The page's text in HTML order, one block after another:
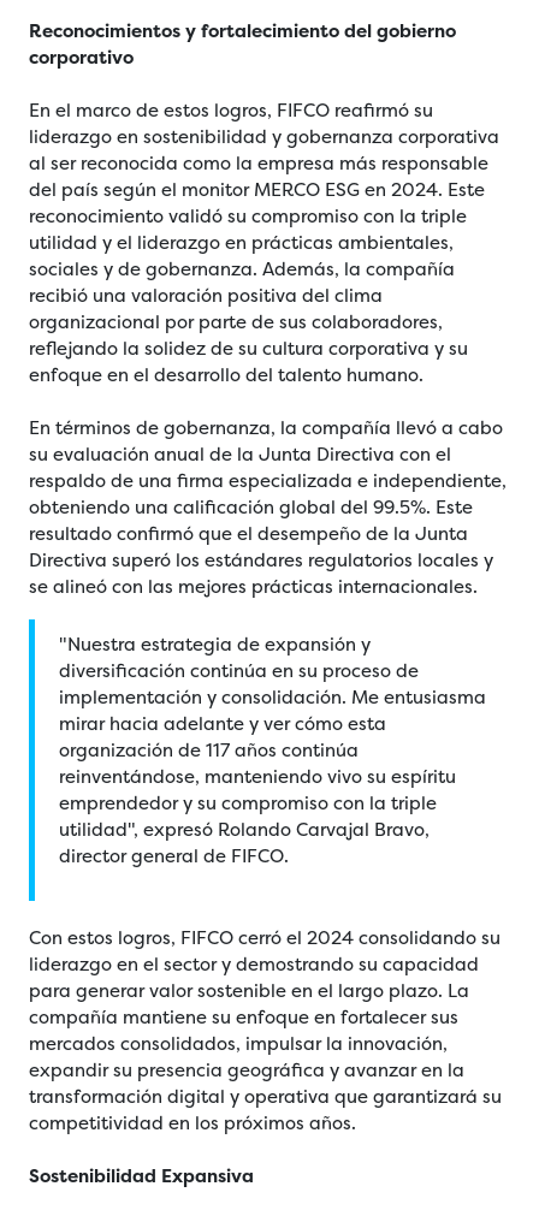
Reconocimientos y fortalecimiento del gobierno
corporativo
En el marco de estos logros, FIFCO reafirmó su
liderazgo en sostenibilidad y gobernanza corporativa
al ser reconocida como la empresa más responsable
del país según el monitor MERCO ESG en 2024. Este
reconocimiento validó su compromiso con la triple
utilidad y el liderazgo en prácticas ambientales,
sociales y de gobernanza. Además, la compañía
recibió una valoración positiva del clima
organizacional por parte de sus colaboradores,
reflejando la solidez de su cultura corporativa y su
enfoque en el desarrollo del talento humano.
En términos de gobernanza, la compañía llevó a cabo
su evaluación anual de la Junta Directiva con el
respaldo de una firma especializada e independiente,
obteniendo una calificación global del 99.5%. Este
resultado confirmó que el desempeño de la Junta
Directiva superó los estándares regulatorios locales y
se alineó con las mejores prácticas internacionales.
"Nuestra estrategia de expansión y
diversificación continúa en su proceso de
implementación y consolidación. Me entusiasma
mirar hacia adelante y ver cómo esta
organización de 117 años continúa
reinventándose, manteniendo vivo su espíritu
emprendedor y su compromiso con la triple
utilidad", expresó Rolando Carvajal Bravo,
director general de FIFCO.
Con estos logros, FIFCO cerró el 2024 consolidando su
liderazgo en el sector y demostrando su capacidad
para generar valor sostenible en el largo plazo. La
compañía mantiene su enfoque en fortalecer sus
mercados consolidados, impulsar la innovación,
expandir su presencia geográfica y avanzar en la
transformación digital y operativa que garantizará su
competitividad en los próximos años.
Sostenibilidad Expansiva